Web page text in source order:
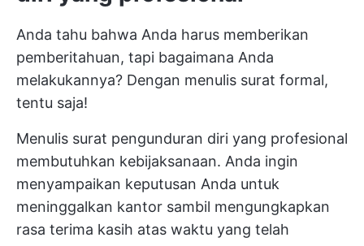
Anda tahu bahwa Anda harus memberikan
pemberitahuan, tapi bagaimana Anda
melakukannya? Dengan menulis surat formal,
tentu saja!
Menulis surat pengunduran diri yang profesional
membutuhkan kebijaksanaan. Anda ingin
menyampaikan keputusan Anda untuk
meninggalkan kantor sambil mengungkapkan
rasa terima kasih atas waktu yang telah